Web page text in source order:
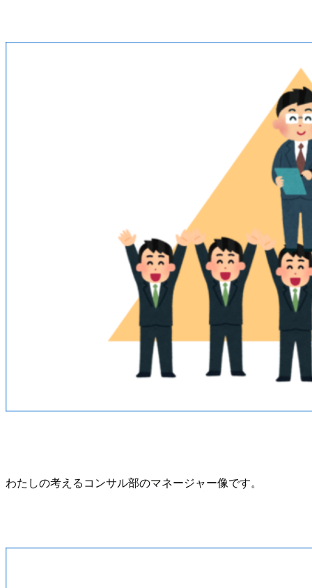
わたしの考えるコンサル部のマネージャー像です。